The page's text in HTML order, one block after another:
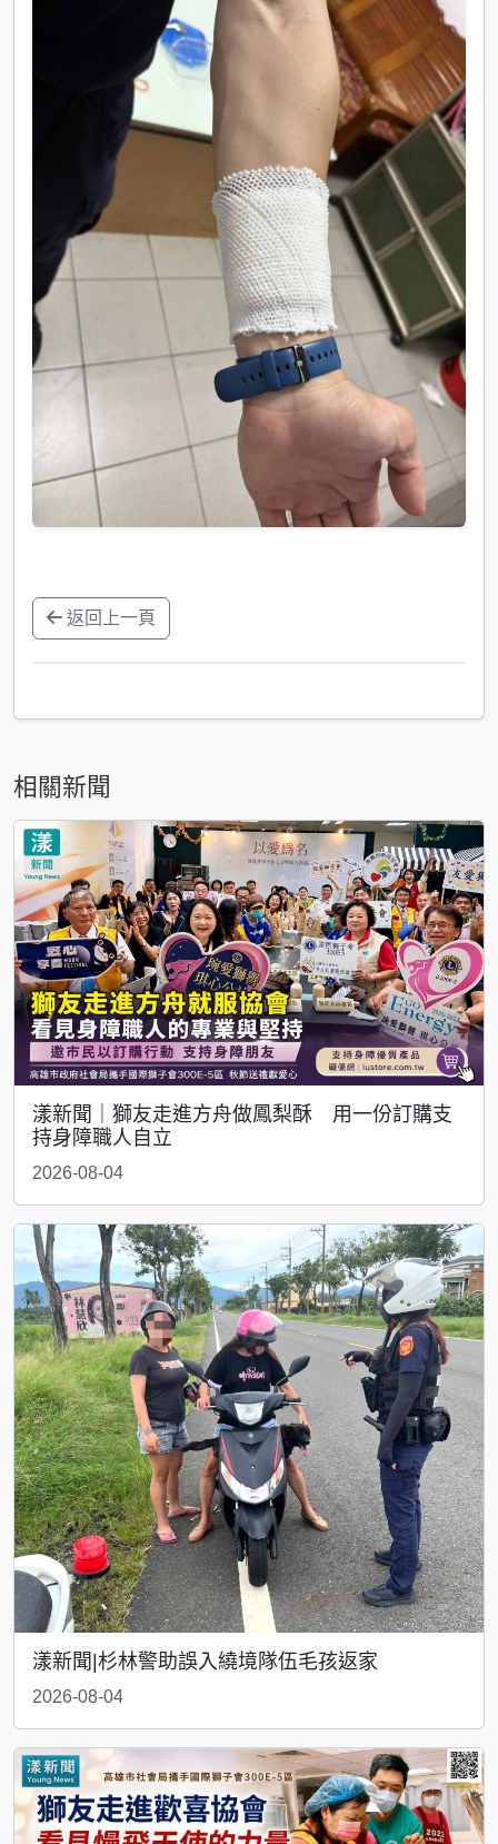
返回上一頁
相關新聞
漾新聞｜獅友走進方舟做鳳梨酥 用一份訂購支
持身障職人自立
2026-08-04
漾新聞|杉林警助誤入繞境隊伍毛孩返家
2026-08-04